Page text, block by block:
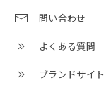
問い合わせ
よくある質問
ブランドサイト